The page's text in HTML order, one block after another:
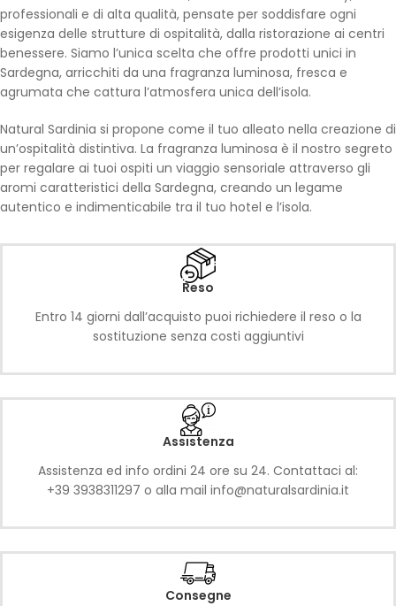
professionali e di alta qualità, pensate per soddisfare ogni
esigenza delle strutture di ospitalità, dalla ristorazione ai centri
benessere. Siamo l’unica scelta che offre prodotti unici in
Sardegna, arricchiti da una fragranza luminosa, fresca e
agrumata che cattura l’atmosfera unica dell’isola.
Natural Sardinia si propone come il tuo alleato nella creazione di
un’ospitalità distintiva. La fragranza luminosa è il nostro segreto
per regalare ai tuoi ospiti un viaggio sensoriale attraverso gli
aromi caratteristici della Sardegna, creando un legame
autentico e indimenticabile tra il tuo hotel e l’isola.
Reso
Entro 14 giorni dall’acquisto puoi richiedere il reso o la
sostituzione senza costi aggiuntivi
Assistenza
Assistenza ed info ordini 24 ore su 24. Contattaci al:
+39 3938311297 o alla mail info@naturalsardinia.it
Consegne